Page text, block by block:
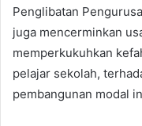
Penglibatan
juga mencerminkan
memperkukuhkan
pelajar sekolah,
pembangunan modal